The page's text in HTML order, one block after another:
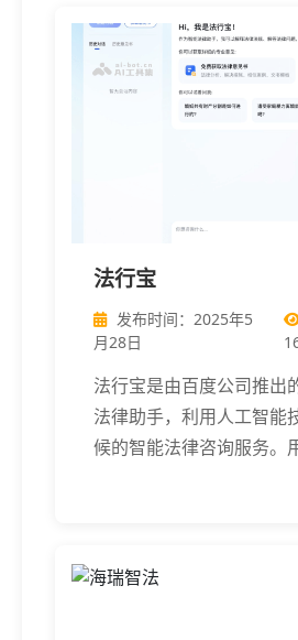
法行宝
发布时间：2025年5
月28日
法行宝是由百度公司推出
法律助手，利用人工智能
候的智能法律咨询服务。